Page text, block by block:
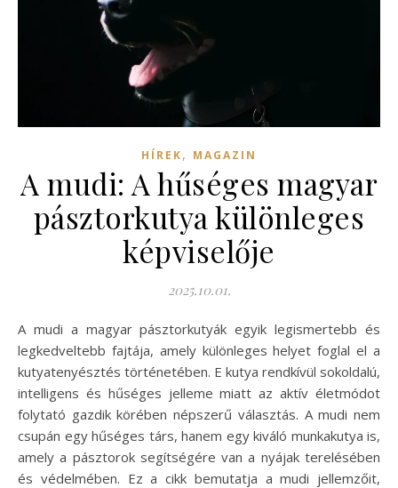
HÍREK, MAGAZIN
A mudi: A hűséges magyar
pásztorkutya különleges
képviselője
2025.10.01.
A mudi a magyar pásztorkutyák egyik legismertebb és
legkedveltebb fajtája, amely különleges helyet foglal el a
kutyatenyésztés történetében. E kutya rendkívül sokoldalú,
intelligens és hűséges jelleme miatt az aktív életmódot
folytató gazdik körében népszerű választás. A mudi nem
csupán egy hűséges társ, hanem egy kiváló munkakutya is,
amely a pásztorok segítségére van a nyájak terelésében
és védelmében. Ez a cikk bemutatja a mudi jellemzőit,